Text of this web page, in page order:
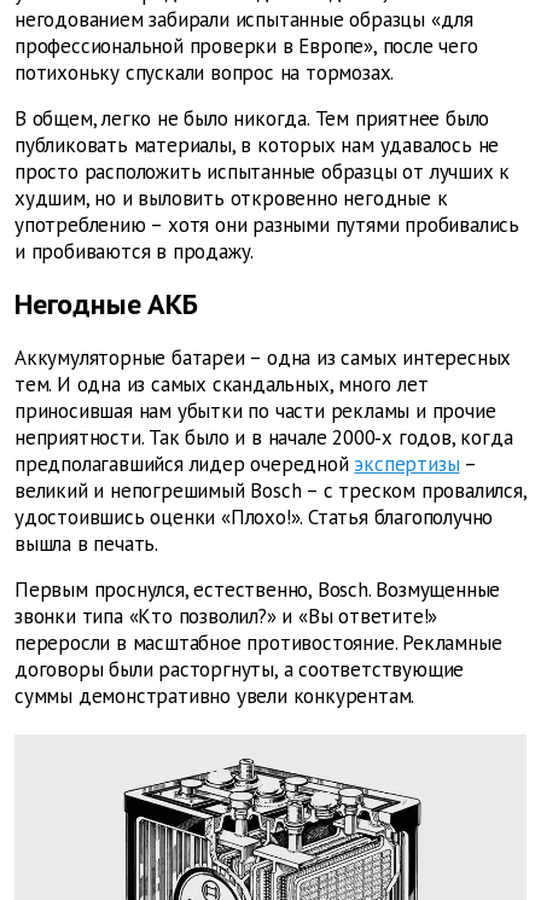
негодованием забирали испытанные образцы «для
профессиональной проверки в Европе», после чего
потихоньку спускали вопрос на тормозах.
В общем, легко не было никогда. Тем приятнее было
публиковать материалы, в которых нам удавалось не
просто расположить испытанные образцы от лучших к
худшим, но и выловить откровенно негодные к
употреблению – хотя они разными путями пробивались
и пробиваются в продажу.
Негодные АКБ
Аккумуляторные батареи – одна из самых интересных
тем. И одна из самых скандальных, много лет
приносившая нам убытки по части рекламы и прочие
неприятности. Так было и в начале 2000‑х годов, когда
предполагавшийся лидер очередной экспертизы–
великий и непогрешимый Bosch – с треском провалился,
удостоившись оценки «Плохо!». Статья благополучно
вышла в печать.
Первым проснулся, естественно, Bosch. Возмущенные
звонки типа «Кто позволил?» и «Вы ответите!»
переросли в масштабное противостояние. Рекламные
договоры были расторгнуты, а соответствующие
суммы демонстративно увели конкурентам.